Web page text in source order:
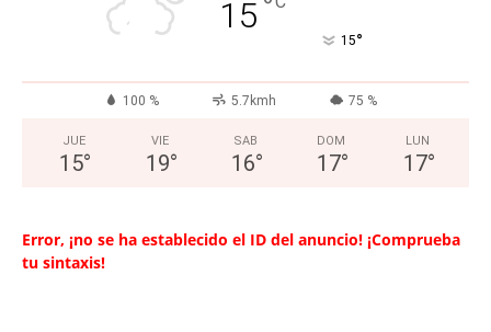
15
15°
100 % 5.7kmh 75 %
JUE
15°
VIE
19°
SAB
16°
DOM
17°
LUN
17°
Error, ¡no se ha establecido el ID del anuncio! ¡Comprueba
tu sintaxis!